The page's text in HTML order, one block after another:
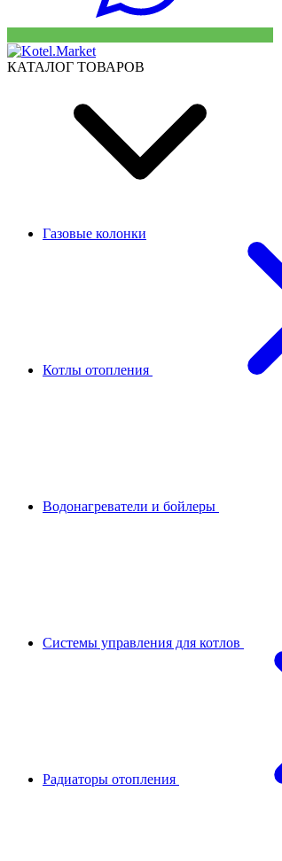
КАТАЛОГ ТОВАРОВ
Газовые колонки
Котлы отопления
Водонагреватели и бойлеры
Системы управления для котлов
Радиаторы отопления